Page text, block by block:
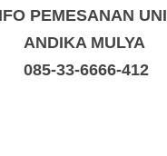
PEMESANAN
ANDIKA MULYA
085-33-6666-412